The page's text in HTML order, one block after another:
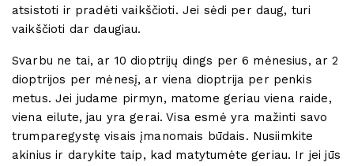
atsistoti ir pradėti vaikščioti. Jei sėdi per daug, turi
vaikščioti dar daugiau.
Svarbu ne tai, ar 10 dioptrijų dings per 6 mėnesius, ar 2
dioptrijos per mėnesį, ar viena dioptrija per penkis
metus. Jei judame pirmyn, matome geriau viena raide,
viena eilute, jau yra gerai. Visa esmė yra mažinti savo
trumparegystę visais įmanomais būdais. Nusiimkite
akinius ir darykite taip, kad matytumėte geriau. Ir jei jūs